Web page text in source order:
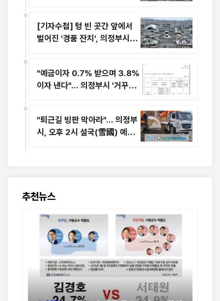
[기자수첩] 텅 빈 곳간 앞에서
벌어진 '경품 잔치', 의정부시장
"예금이자 0.7% 받으며 3.8%
이자 낸다"... 의정부시 '거꾸로
"퇴근길 빙판 막아라"... 의정부
시, 오후 2시 설국(雪國) 예보
추천뉴스